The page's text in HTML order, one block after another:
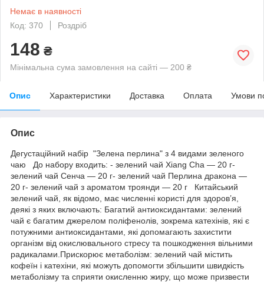
Немає в наявності
Код: 370
Роздріб
148 ₴
Мінімальна сума замовлення на сайті — 200 ₴
Опис Характеристики Доставка Оплата Умови
Опис
Дегустаційний набір "Зелена перлина" з 4 видами зеленого
чаю До набору входить: - зелений чай Xiang Cha — 20 г-
зелений чай Сенча — 20 г- зелений чай Перлина дракона —
20 г- зелений чай з ароматом троянди — 20 г Китайський
зелений чай, як відомо, має численні користі для здоров’я,
деякі з яких включають: Багатий антиоксидантами: зелений
чай є багатим джерелом поліфенолів, зокрема катехінів, які є
потужними антиоксидантами, які допомагають захистити
організм від окислювального стресу та пошкодження вільними
радикалами.Прискорює метаболізм: зелений чай містить
кофеїн і катехіни, які можуть допомогти збільшити швидкість
метаболізму та сприяти окисленню жиру, що може призвести